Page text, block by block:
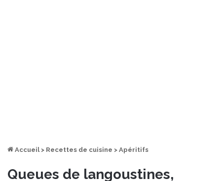
Accueil > Recettes de cuisine > Apéritifs
Queues de langoustines,